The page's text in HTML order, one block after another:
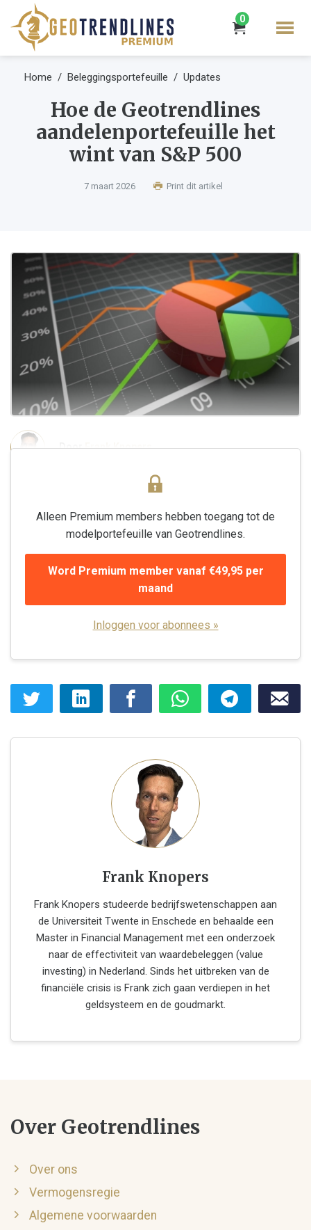
0
Home Beleggingsportefeuille Updates
Hoe de Geotrendlines
aandelenportefeuille het
wint van S&P 500
7 maart 2026 Print dit artikel
DoorFrank Knopers
Alleen Premium members hebben toegang tot de
modelportefeuille van Geotrendlines.
Word Premium member vanaf €49,95 per
maand
Inloggen voor abonnees »
Frank Knopers
Frank Knopers studeerde bedrijfswetenschappen aan
de Universiteit Twente in Enschede en behaalde een
Master in Financial Management met een onderzoek
naar de effectiviteit van waardebeleggen (value
investing) in Nederland. Sinds het uitbreken van de
financiële crisis is Frank zich gaan verdiepen in het
geldsysteem en de goudmarkt.
Over Geotrendlines
Over ons
Vermogensregie
Algemene voorwaarden